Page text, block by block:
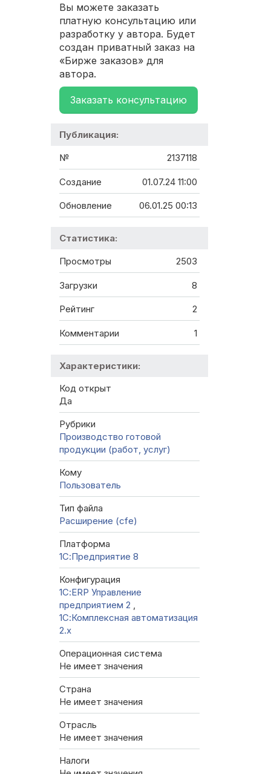
Вы можете заказать
платную консультацию или
разработку у автора. Будет
создан приватный заказ на
«Бирже заказов» для
автора.
Заказать консультацию
Публикация:
№ 2137118
Создание 01.07.24 11:00
Обновление 06.01.25 00:13
Статистика:
Просмотры 2503
Загрузки 8
Рейтинг 2
Комментарии 1
Характеристики:
Код открыт
Да
Рубрики
Производство готовой
продукции (работ, услуг)
Кому
Пользователь
Тип файла
Расширение (cfe)
Платформа
1С:Предприятие 8
Конфигурация
1С:ERP Управление
предприятием 2
1С:Комплексная автоматизация
2.х
Операционная система
Не имеет значения
Страна
Не имеет значения
Отрасль
Не имеет значения
Налоги